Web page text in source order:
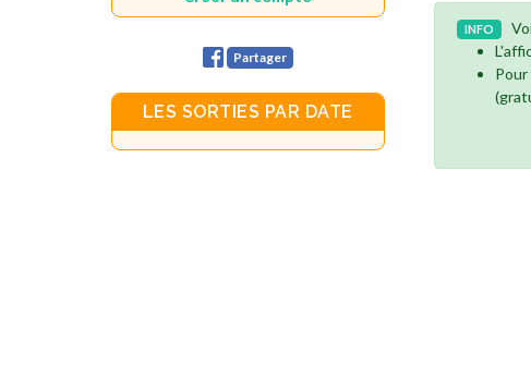
INFO
Partager
LES SORTIES PAR DATE